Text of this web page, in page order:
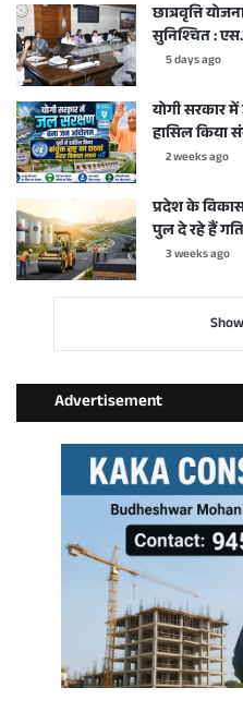
छात्रवृत्ति
सुनिश्चित :
5 days ago
योगी सरकार
हासिल किया
2 weeks ago
प्रदेश के
पुल दे रहे हैं गति
3 weeks ago
Advertisement